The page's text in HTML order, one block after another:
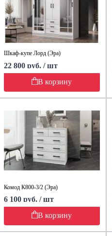
Шкаф-купе Лорд (Эра)
22 800 руб. / шт
В корзину
Комод К800-3/2 (Эра)
6 100 руб. / шт
В корзину